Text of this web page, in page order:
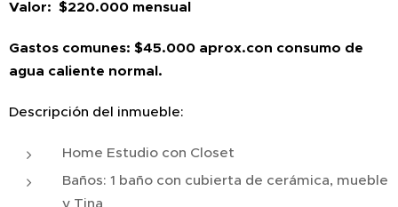
Valor: $220.000 mensual
Gastos comunes: $45.000 aprox.con consumo de
agua caliente normal.
Descripción del inmueble:
Home Estudio con Closet
Baños: 1 baño con cubierta de cerámica, mueble
y Tina